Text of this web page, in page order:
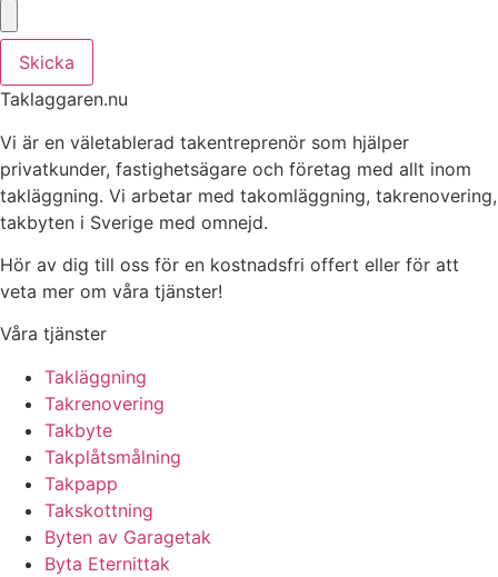
Skicka
Taklaggaren.nu
Vi är en väletablerad takentreprenör som hjälper
privatkunder, fastighetsägare och företag med allt inom
takläggning. Vi arbetar med takomläggning, takrenovering,
takbyten i Sverige med omnejd.
Hör av dig till oss för en kostnadsfri offert eller för att
veta mer om våra tjänster!
Våra tjänster
Takläggning
Takrenovering
Takbyte
Takplåtsmålning
Takpapp
Takskottning
Byten av Garagetak
Byta Eternittak